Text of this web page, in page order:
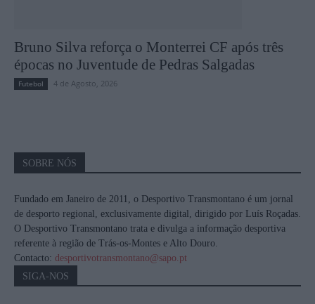
Bruno Silva reforça o Monterrei CF após três
épocas no Juventude de Pedras Salgadas
Futebol 4 de Agosto, 2026
SOBRE NÓS
Fundado em Janeiro de 2011, o Desportivo Transmontano é um jornal
de desporto regional, exclusivamente digital, dirigido por Luís Roçadas.
O Desportivo Transmontano trata e divulga a informação desportiva
referente à região de Trás-os-Montes e Alto Douro.
Contacto: desportivotransmontano@sapo.pt
SIGA-NOS